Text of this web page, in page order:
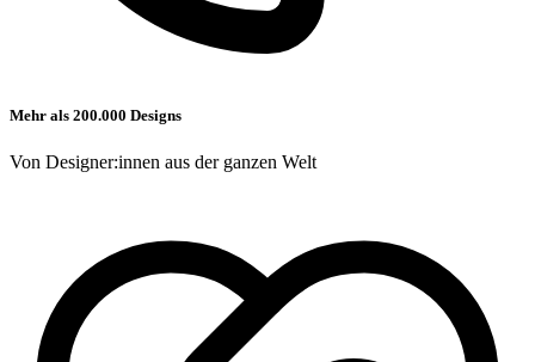
Mehr als 200.000 Designs
Von Designer:innen aus der ganzen Welt